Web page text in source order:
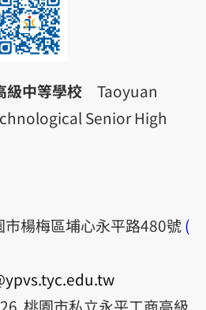
級中等學校 Taoyuan
Senior High
楊梅區埔心永平路480號(